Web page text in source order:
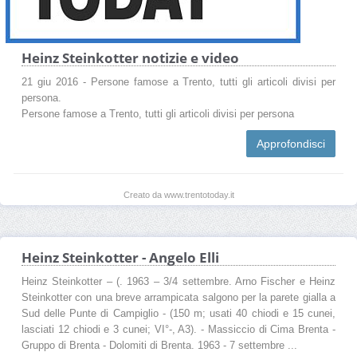
Heinz Steinkotter notizie e video
21 giu 2016 - Persone famose a Trento, tutti gli articoli divisi per
persona.
Persone famose a Trento, tutti gli articoli divisi per persona
Approfondisci
Creato da www.trentotoday.it
Heinz Steinkotter - Angelo Elli
Heinz Steinkotter – (. 1963 – 3/4 settembre. Arno Fischer e Heinz
Steinkotter con una breve arrampicata salgono per la parete gialla a
Sud delle Punte di Campiglio - (150 m; usati 40 chiodi e 15 cunei,
lasciati 12 chiodi e 3 cunei; VI°-, A3). - Massiccio di Cima Brenta -
Gruppo di Brenta - Dolomiti di Brenta. 1963 - 7 settembre ...